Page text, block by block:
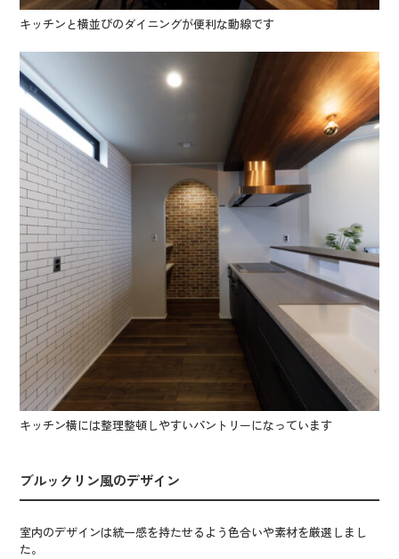
キッチンと横並びのダイニングが便利な動線です
キッチン横には整理整頓しやすいパントリーになっています
ブルックリン風のデザイン
室内のデザインは統一感を持たせるよう色合いや素材を厳選しまし
た。